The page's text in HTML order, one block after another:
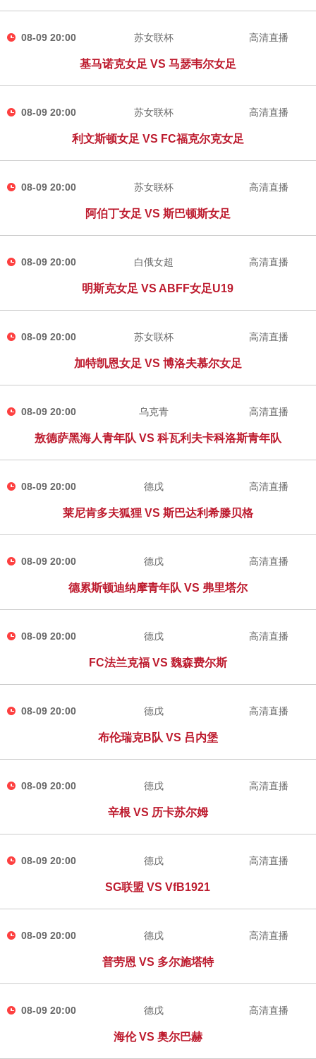
08-09 20:00 苏女联杯
基马诺克女足 VS 马瑟韦尔女足
高清直播
08-09 20:00 苏女联杯
利文斯顿女足 VS FC福克尔克女足
高清直播
08-09 20:00 苏女联杯
阿伯丁女足 VS 斯巴顿斯女足
高清直播
08-09 20:00 白俄女超
明斯克女足 VS ABFF女足U19
高清直播
08-09 20:00 苏女联杯
加特凯恩女足 VS 博洛夫慕尔女足
高清直播
08-09 20:00 乌克青
敖德萨黑海人青年队 VS 科瓦利夫卡科洛斯青年队
高清直播
08-09 20:00 德戊
莱尼肯多夫狐狸 VS 斯巴达利希滕贝格
高清直播
08-09 20:00 德戊
德累斯顿迪纳摩青年队 VS 弗里塔尔
高清直播
08-09 20:00 德戊
FC法兰克福 VS 魏森费尔斯
高清直播
08-09 20:00 德戊
布伦瑞克B队 VS 吕内堡
高清直播
08-09 20:00 德戊
辛根 VS 历卡苏尔姆
高清直播
08-09 20:00 德戊
SG联盟 VS VfB1921
高清直播
08-09 20:00 德戊
普劳恩 VS 多尔施塔特
高清直播
08-09 20:00 德戊
海伦 VS 奥尔巴赫
高清直播